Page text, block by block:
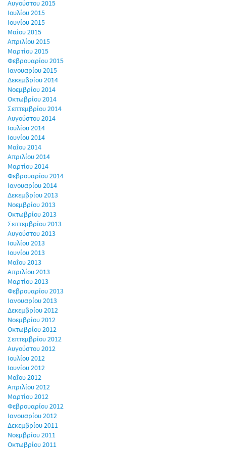
Αυγούστου 2015
Ιουλίου 2015
Ιουνίου 2015
Μαΐου 2015
Απριλίου 2015
Μαρτίου 2015
Φεβρουαρίου 2015
Ιανουαρίου 2015
Δεκεμβρίου 2014
Νοεμβρίου 2014
Οκτωβρίου 2014
Σεπτεμβρίου 2014
Αυγούστου 2014
Ιουλίου 2014
Ιουνίου 2014
Μαΐου 2014
Απριλίου 2014
Μαρτίου 2014
Φεβρουαρίου 2014
Ιανουαρίου 2014
Δεκεμβρίου 2013
Νοεμβρίου 2013
Οκτωβρίου 2013
Σεπτεμβρίου 2013
Αυγούστου 2013
Ιουλίου 2013
Ιουνίου 2013
Μαΐου 2013
Απριλίου 2013
Μαρτίου 2013
Φεβρουαρίου 2013
Ιανουαρίου 2013
Δεκεμβρίου 2012
Νοεμβρίου 2012
Οκτωβρίου 2012
Σεπτεμβρίου 2012
Αυγούστου 2012
Ιουλίου 2012
Ιουνίου 2012
Μαΐου 2012
Απριλίου 2012
Μαρτίου 2012
Φεβρουαρίου 2012
Ιανουαρίου 2012
Δεκεμβρίου 2011
Νοεμβρίου 2011
Οκτωβρίου 2011